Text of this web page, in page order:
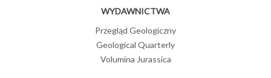
WYDAWNICTWA
Przegląd Geologiczny
Geological Quarterly
Volumina Jurassica